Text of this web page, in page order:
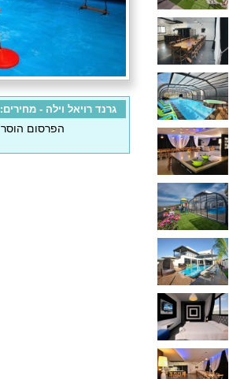
גרנד רויאל וילה - מחירים:
הפרסום הוסר